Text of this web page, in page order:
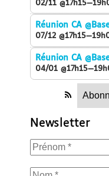
02/11
Réunion CA
07/12
Réunion CA
04/01
Newsletter